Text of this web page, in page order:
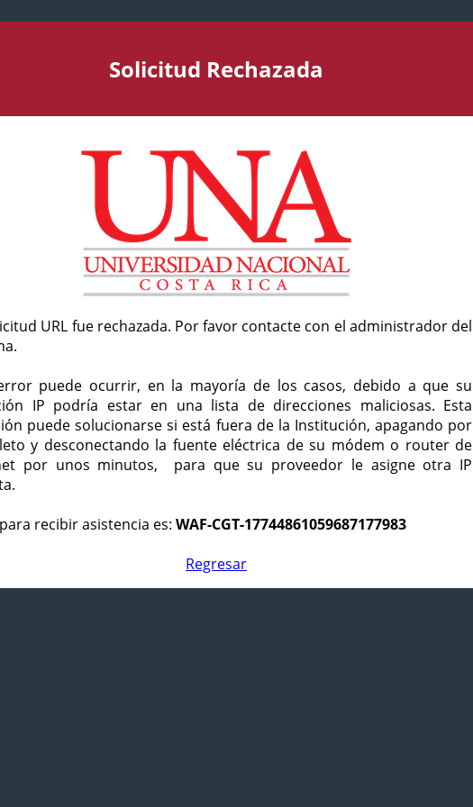
Solicitud Rechazada
URL fue rechazada. Por favor contacte con el administrador del
puede ocurrir, en la mayoría de los casos, debido a que su
IP podría estar en una lista de direcciones maliciosas. Esta
puede solucionarse si está fuera de la Institución, apagando por
y desconectando la fuente eléctrica de su módem o router de
por unos minutos, para que su proveedor le asigne otra IP
recibir asistencia es: WAF-CGT-17744861059687177983
Regresar